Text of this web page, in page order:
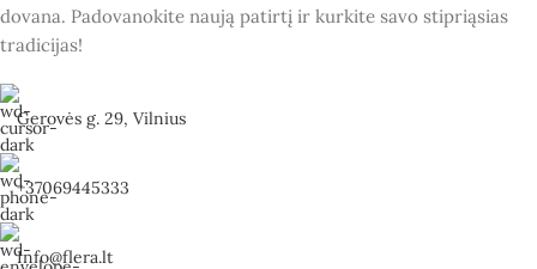
dovana. Padovanokite naują patirtį ir kurkite savo stipriąsias
tradicijas!
Gerovės g. 29, Vilnius
+37069445333
Info@flera.lt